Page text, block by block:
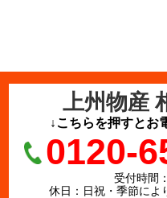
上州物産
↓こちらを押すとお
0120-
受付時間
休日：日祝・季節によ